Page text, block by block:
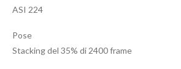
ASI 224
Pose
Stacking del 35% di 2400 frame